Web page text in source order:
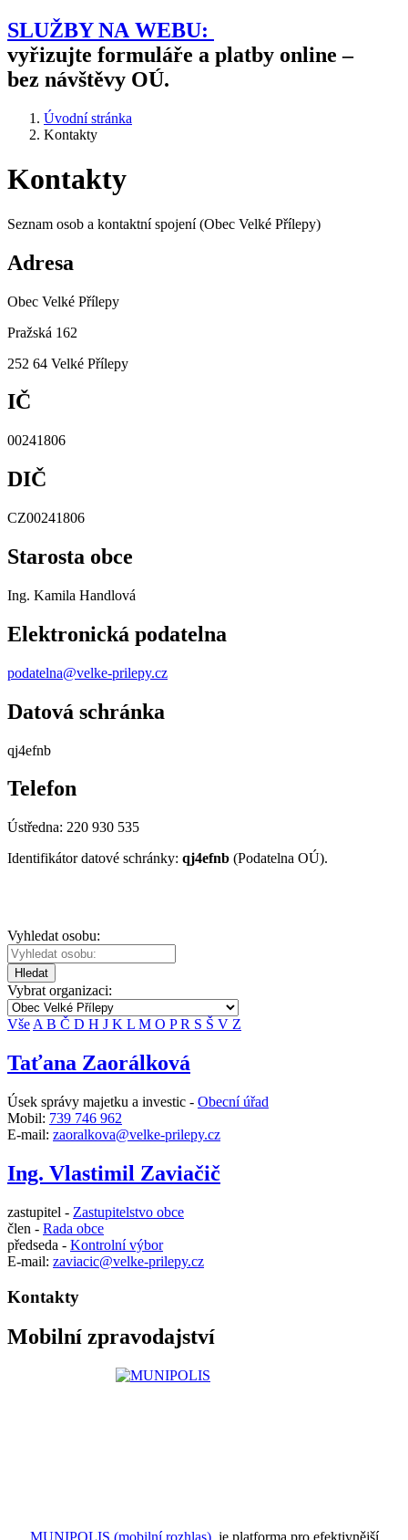
SLUŽBY NA WEBU:
vyřizujte formuláře a platby online –
bez návštěvy OÚ.
Úvodní stránka
Kontakty
Kontakty
Seznam osob a kontaktní spojení (Obec Velké Přílepy)
Adresa
Obec Velké Přílepy
Pražská 162
252 64 Velké Přílepy
IČ
00241806
DIČ
CZ00241806
Starosta obce
Ing. Kamila Handlová
Elektronická podatelna
podatelna@velke-prilepy.cz
Datová schránka
qj4efnb
Telefon
Ústředna: 220 930 535
Identifikátor datové schránky: qj4efnb (Podatelna OÚ).
Vyhledat osobu:
Hledat
Vybrat organizaci:
Vše A B Č D H J K L M O PR S Š V Z
Taťana Zaorálková
Úsek správy majetku a investic - Obecní úřad
Mobil: 739 746 962
E-mail: zaoralkova@velke-prilepy.cz
Ing. Vlastimil Zaviačič
zastupitel - Zastupitelstvo obce
člen - Rada obce
předseda - Kontrolní výbor
E-mail: zaviacic@velke-prilepy.cz
Kontakty
Mobilní zpravodajství